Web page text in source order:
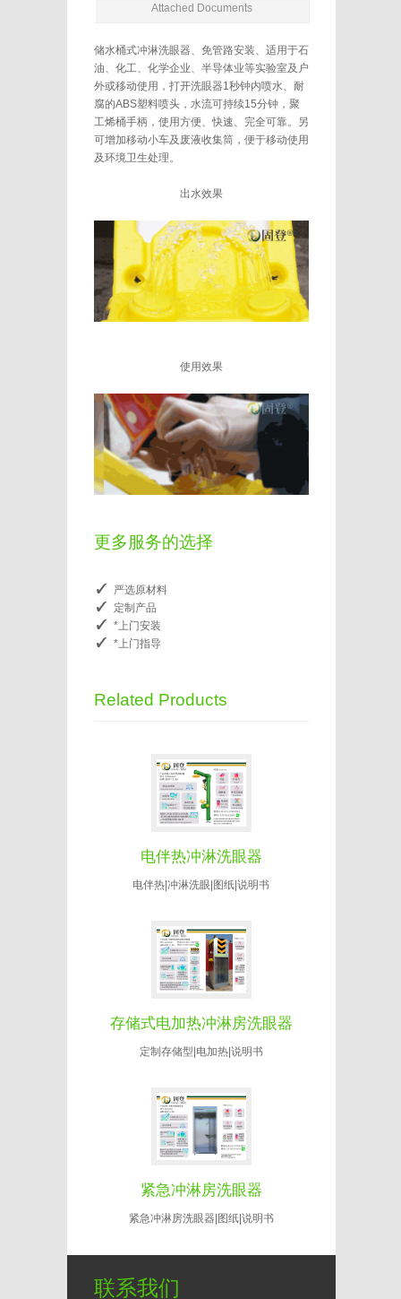
Attached Documents
储水桶式冲淋洗眼器、免管路安装、适用于石
油、化工、化学企业、半导体业等实验室及户
外或移动使用，打开洗眼器1秒钟内喷水、耐
腐的ABS塑料喷头，水流可持续15分钟，聚
工烯桶手柄，使用方便、快速、完全可靠。另
可增加移动小车及废液收集筒，便于移动使用
及环境卫生处理。
出水效果
使用效果
更多服务的选择
严选原材料
定制产品
*上门安装
*上门指导
Related Products
电伴热冲淋洗眼器
电伴热|冲淋洗眼|图纸|说明书
存储式电加热冲淋房洗眼器
定制存储型|电加热|说明书
紧急冲淋房洗眼器
紧急冲淋房洗眼器|图纸|说明书
联系我们